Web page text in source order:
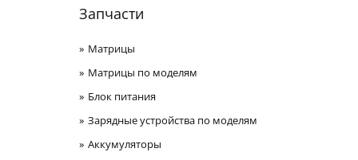
Запчасти
Матрицы
Матрицы по моделям
Блок питания
Зарядные устройства по моделям
Аккумуляторы